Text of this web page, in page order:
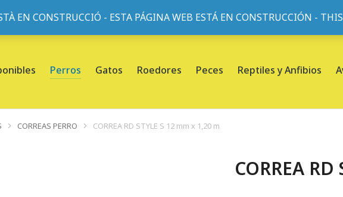
EN CONSTRUCCIÓ - ESTA PÁGINA WEB ESTÁ EN CONSTRUCCIÓN -
- C/ de Roger de Flor, 45, L'Eixample, 08013 Barcelona |Sobre nosotros
Perros Gatos Roedores Peces Reptiles y Anfibios
CORREAS PERRO CORREA RD STYLE S 12 mm x 1,20 m
CORREA